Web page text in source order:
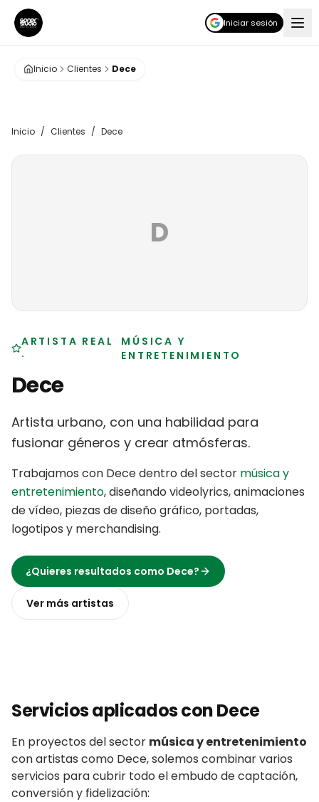
Iniciar sesión
Inicio Clientes Dece
Inicio / Clientes / Dece
D
ARTISTA REAL
·
MÚSICA Y
ENTRETENIMIENTO
Dece
Artista urbano, con una habilidad para
fusionar géneros y crear atmósferas.
Trabajamos con Decedentro del sector música y
entretenimiento,diseñando videolyrics, animaciones
de vídeo, piezas de diseño gráfico, portadas,
logotipos y merchandising.
¿Quieres resultados como Dece?
Ver más artistas
Servicios aplicados conDece
En proyectos del sector música y entretenimiento
conartistas como Dece, solemos combinar varios
servicios para cubrir todo el embudo de captación,
conversión y fidelización: